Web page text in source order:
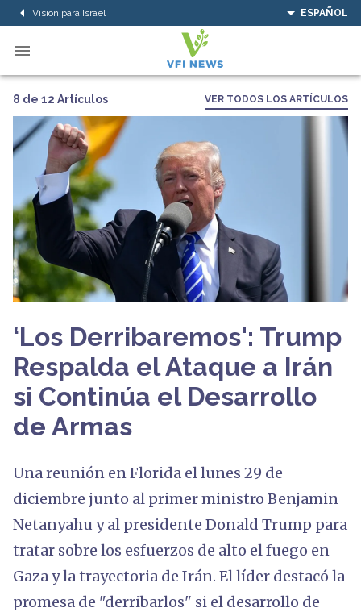
Visión para Israel ESPAÑOL
8 de 12 Artículos VER TODOS LOS ARTÍCULOS
‘Los Derribaremos': Trump
Respalda el Ataque a Irán
si Continúa el Desarrollo
de Armas
Una reunión en Florida el lunes 29 de
diciembre junto al primer ministro Benjamin
Netanyahu y al presidente Donald Trump para
tratar sobre los esfuerzos de alto el fuego en
Gaza y la trayectoria de Irán. El líder destacó la
promesa de "derribarlos" si el desarrollo de